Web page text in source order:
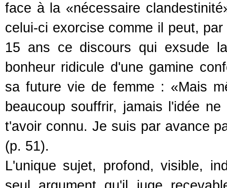
face à la «nécessaire
celui-ci exorcise comme il peut,
15 ans ce discours qui exsude
bonheur ridicule d'une gamine
sa future vie de femme : «Mais
beaucoup souffrir, jamais l'idée
t'avoir connu. Je suis par avance
(p. 51).
L'unique sujet, profond, visible,